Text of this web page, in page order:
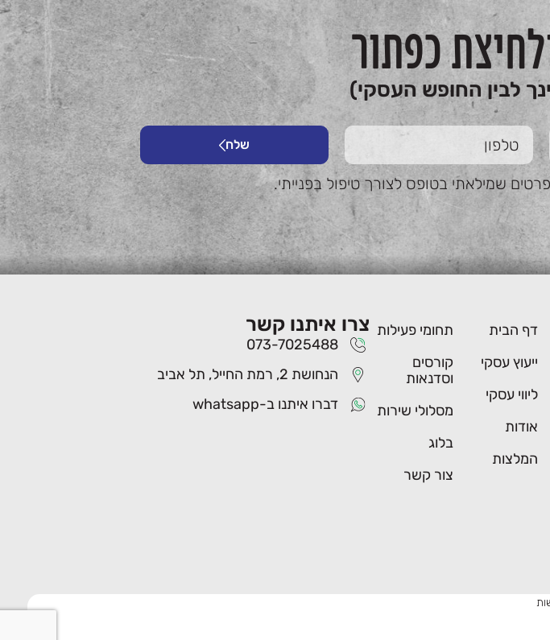
כפתור
לבין החופש העסקי)
שמילאתי בטופס לצורך טיפול בפנייתי.
שלח
דף הבית
ייעוץ עסקי
ליווי עסקי
אודות
המלצות
תחומי פעילות
קורסים
וסדנאות
מסלולי שירות
בלוג
צור קשר
צרו איתנו קשר
073-7025488
הנחושת 2, רמת החייל, תל אביב
דברו איתנו ב-whatsapp